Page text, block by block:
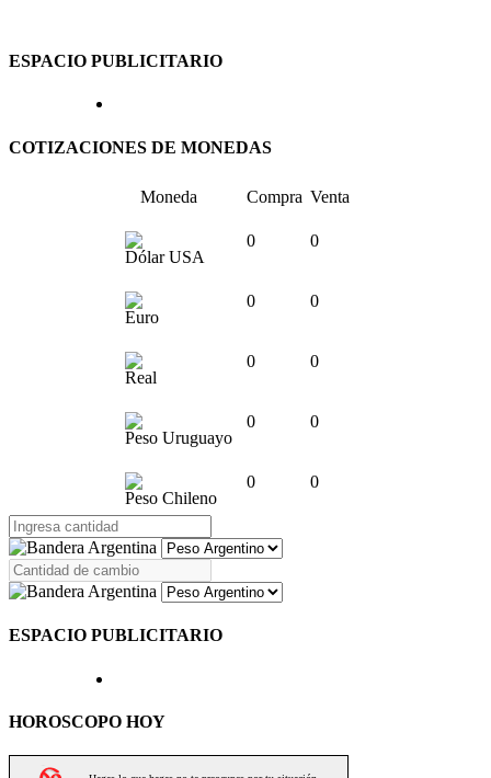
ESPACIO PUBLICITARIO
COTIZACIONES DE MONEDAS
Moneda Compra Venta
Dólar USA
0 0
Euro
0 0
Real
0 0
Peso Uruguayo
0 0
Peso Chileno
0 0
ESPACIO PUBLICITARIO
HOROSCOPO HOY